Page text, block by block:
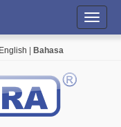
English Bahasa